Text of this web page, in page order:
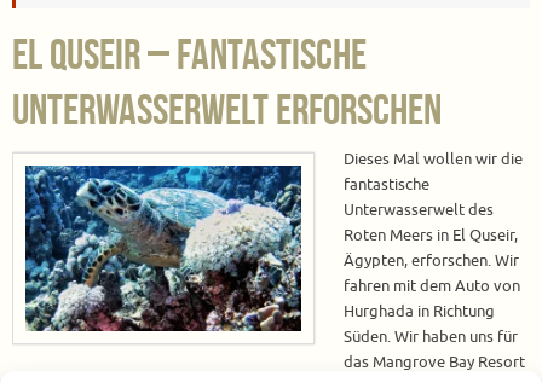
El Quseir – Fantastische
Unterwasserwelt erforschen
Dieses Mal wollen wir die
fantastische
Unterwasserwelt des
Roten Meers in El Quseir,
Ägypten, erforschen. Wir
fahren mit dem Auto von
Hurghada in Richtung
Süden. Wir haben uns für
das Mangrove Bay Resort